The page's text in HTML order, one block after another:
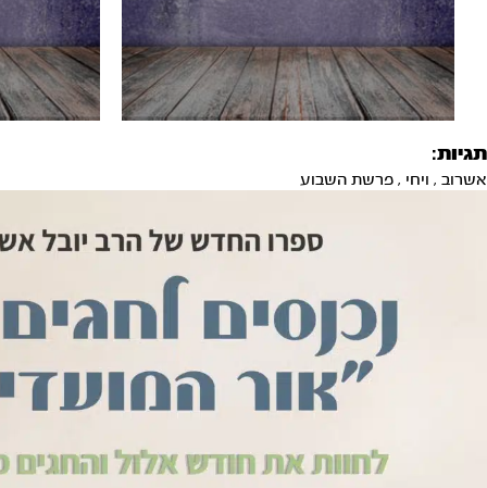
תגיות:
אשרוב , ויחי , פרשת השבוע